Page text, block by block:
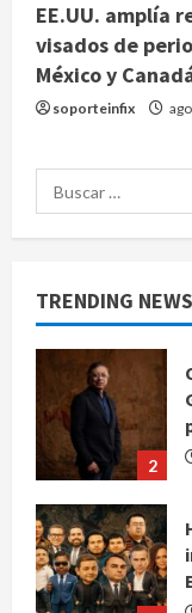
EE.UU. amplía
visados de
México y
soporteinfix
Buscar:
TRENDING NEWS
5
3